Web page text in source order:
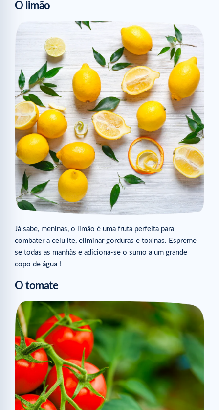
O limão
Já sabe, meninas, o limão é uma fruta perfeita para
combater a celulite, eliminar gorduras e toxinas. Espreme-
se todas as manhãs e adiciona-se o sumo a um grande
copo de água !
O tomate